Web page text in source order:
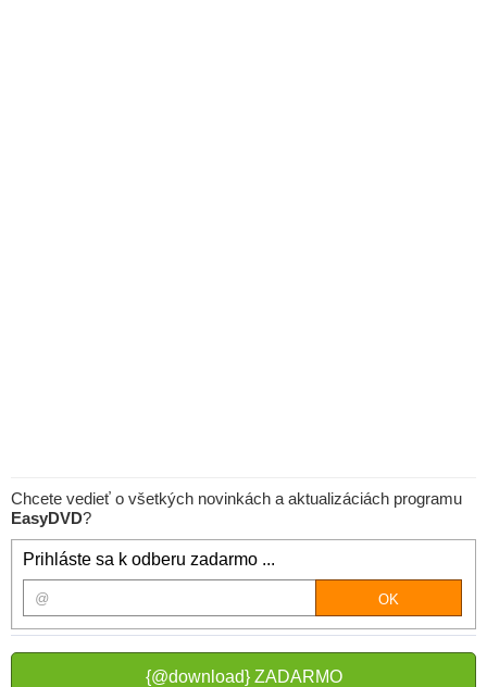
Chcete vedieť o všetkých novinkách a aktualizáciách programu
EasyDVD?
Prihláste sa k odberu zadarmo ...
{@download} ZADARMO